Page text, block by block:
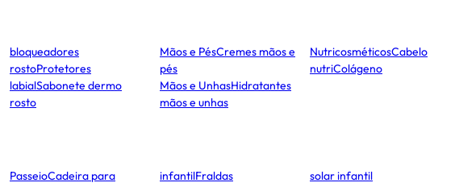
bloqueadores
rostoProtetores
labialSabonete dermo
rosto
Mãos e PésCremes mãos e
pés
Mãos e UnhasHidratantes
mãos e unhas
NutricosméticosCabelo
nutriColágeno
PasseioCadeira para
infantilFraldas
solar infantil